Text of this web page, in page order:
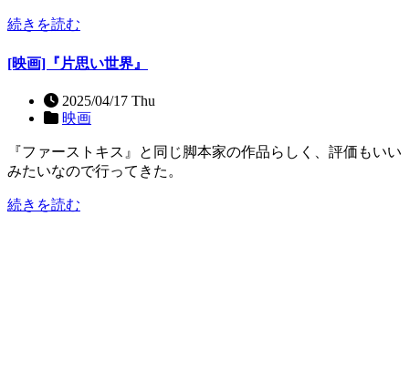
続きを読む
[映画]『片思い世界』
2025/04/17 Thu
映画
『ファーストキス』と同じ脚本家の作品らしく、評価もいい
みたいなので行ってきた。
続きを読む